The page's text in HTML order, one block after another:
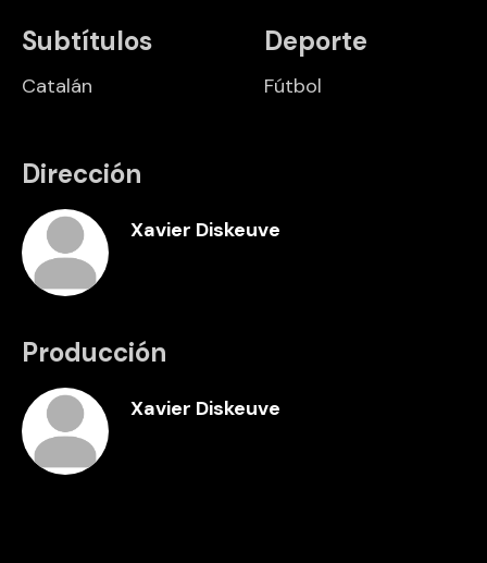
Subtítulos
Catalán
Deporte
Fútbol
Dirección
Xavier Diskeuve
Producción
Xavier Diskeuve